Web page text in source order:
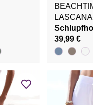
LASCANA
39,99 €